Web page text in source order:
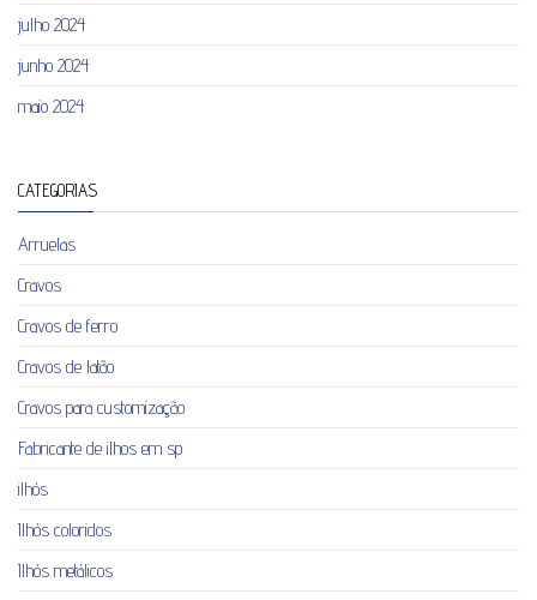
julho 2024
junho 2024
maio 2024
CATEGORIAS
Arruelas
Cravos
Cravos de ferro
Cravos de latão
Cravos para customização
Fabricante de ilhos em sp
ilhós
Ilhós coloridos
Ilhós metálicos